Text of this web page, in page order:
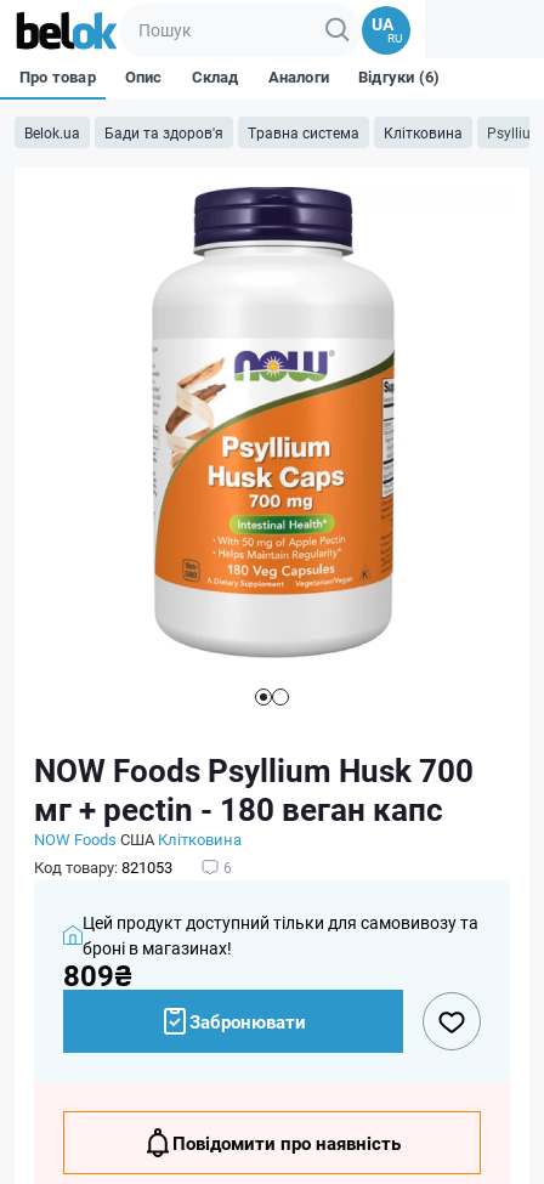
UA
RU
Belok.ua Бади та здоров'я Травна система Клітковина
Про товар Опис Склад Аналоги Відгуки (6)
NOW Foods Psyllium Husk 700
мг + pectin - 180 веган капс
NOW Foods США Клітковина
Код товару:821053 6
Цей продукт доступний тільки для самовивозу та
броні в магазинах!
809₴
Забронювати
Повідомити про наявність